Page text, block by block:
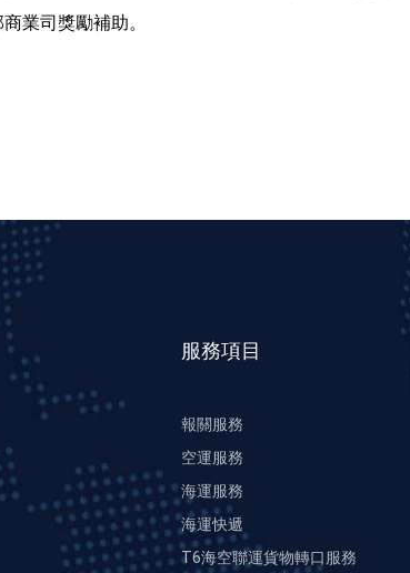
業司獎勵補助。
服務項目
報關服務
空運服務
海運服務
海運快遞
T6海空聯運貨物轉口服務